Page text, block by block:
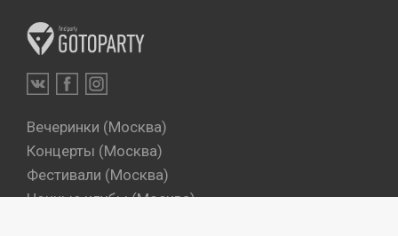
Вечеринки (Москва)
Концерты (Москва)
Фестивали (Москва)
Ночные клубы (Москва)